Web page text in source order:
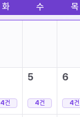
화 수 목
4건
5
4건
6
4건